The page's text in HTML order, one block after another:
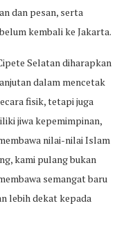
dan pesan, serta
kembali ke Jakarta.
Selatan diharapkan
dalam mencetak
fisik, tetapi juga
jiwa kepemimpinan,
nilai-nilai Islam
kami pulang bukan
semangat baru
lebih dekat kepada